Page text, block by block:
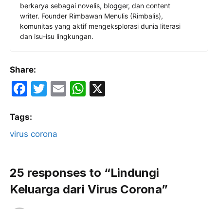
berkarya sebagai novelis, blogger, dan content
writer. Founder Rimbawan Menulis (Rimbalis),
komunitas yang aktif mengeksplorasi dunia literasi
dan isu-isu lingkungan.
Share:
F
c
e
o
o
k
T
er
E
W
p
p
Tags:
virus corona
25 responses to “Lindungi
Keluarga dari Virus Corona”